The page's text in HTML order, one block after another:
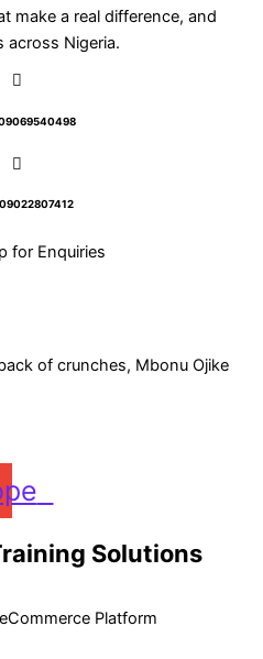
make a real difference, and
across Nigeria.
for Enquiries
of crunches, Mbonu Ojike
Solutions
Platform